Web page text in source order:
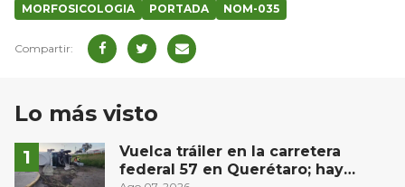
MORFOSICOLOGIA PORTADA NOM-035
Lo más visto
Vuelca tráiler en la carretera
federal 57 en Querétaro; hay